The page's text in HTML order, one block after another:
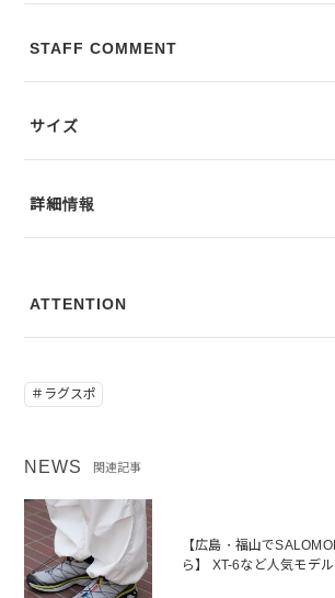
※写真は実際のカラーと若干相違する場合がご
ご了承ください。
STAFF COMMENT
サイズ
詳細情報
ATTENTION
＃ラグスポ
NEWS 関連記事
【広島・福山で
ら】 XT-6など人気モデ